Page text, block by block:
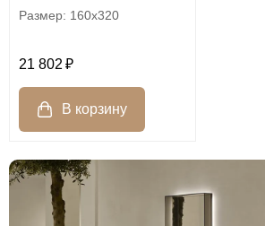
160x320
21 802